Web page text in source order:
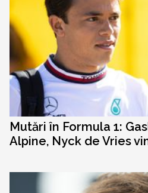
Mutări în Formula 1:
Alpine, Nyck de Vries